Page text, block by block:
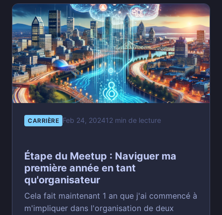
CARRIÈRE Feb 24, 202412 min de lecture
Étape du Meetup : Naviguer ma
première année en tant
qu'organisateur
Cela fait maintenant 1 an que j'ai commencé à
m'impliquer dans l'organisation de deux